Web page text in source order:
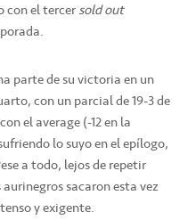
con el tercersold out
parte de su victoria en un
con un parcial de 19-3 de
el average (-12 en la
lo suyo en el epílogo,
a todo, lejos de repetir
sacaron esta vez
y exigente.